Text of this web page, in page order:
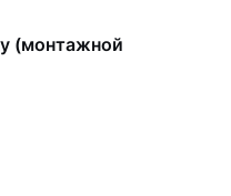
(монтажной